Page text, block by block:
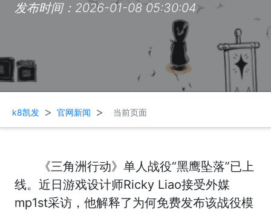
发布时间：2026-01-08 05:30:04
k8凯发 > 官网新闻 > 当前页面
《三角洲行动》单人战役“黑鹰坠落”已上
线。近日游戏设计师Ricky Liao接受外媒
mp1st采访，他解释了为何免费发布该战役模